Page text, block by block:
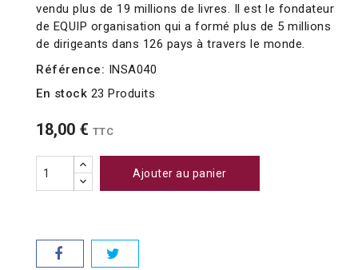
vendu plus de 19 millions de livres. Il est le fondateur
de EQUIP organisation qui a formé plus de 5 millions
de dirigeants dans 126 pays à travers le monde.
Référence: INSA040
En stock 23 Produits
18,00 € TTC
Ajouter au panier